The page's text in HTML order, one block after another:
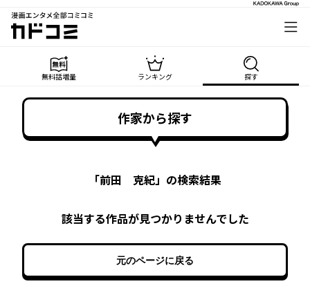
漫画エンタメ全部コミコミ
カドコミ
無料話増量 ランキング 探す
作家から探す
「前田 克紀」の検索結果
該当する作品が見つかりませんでした
元のページに戻る